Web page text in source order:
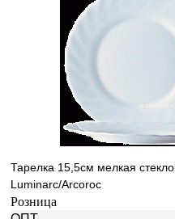
Купить в 1 клик К
В избранное
Тарелка 15,5см мелкая
Luminarc/Arcoroc
Розница